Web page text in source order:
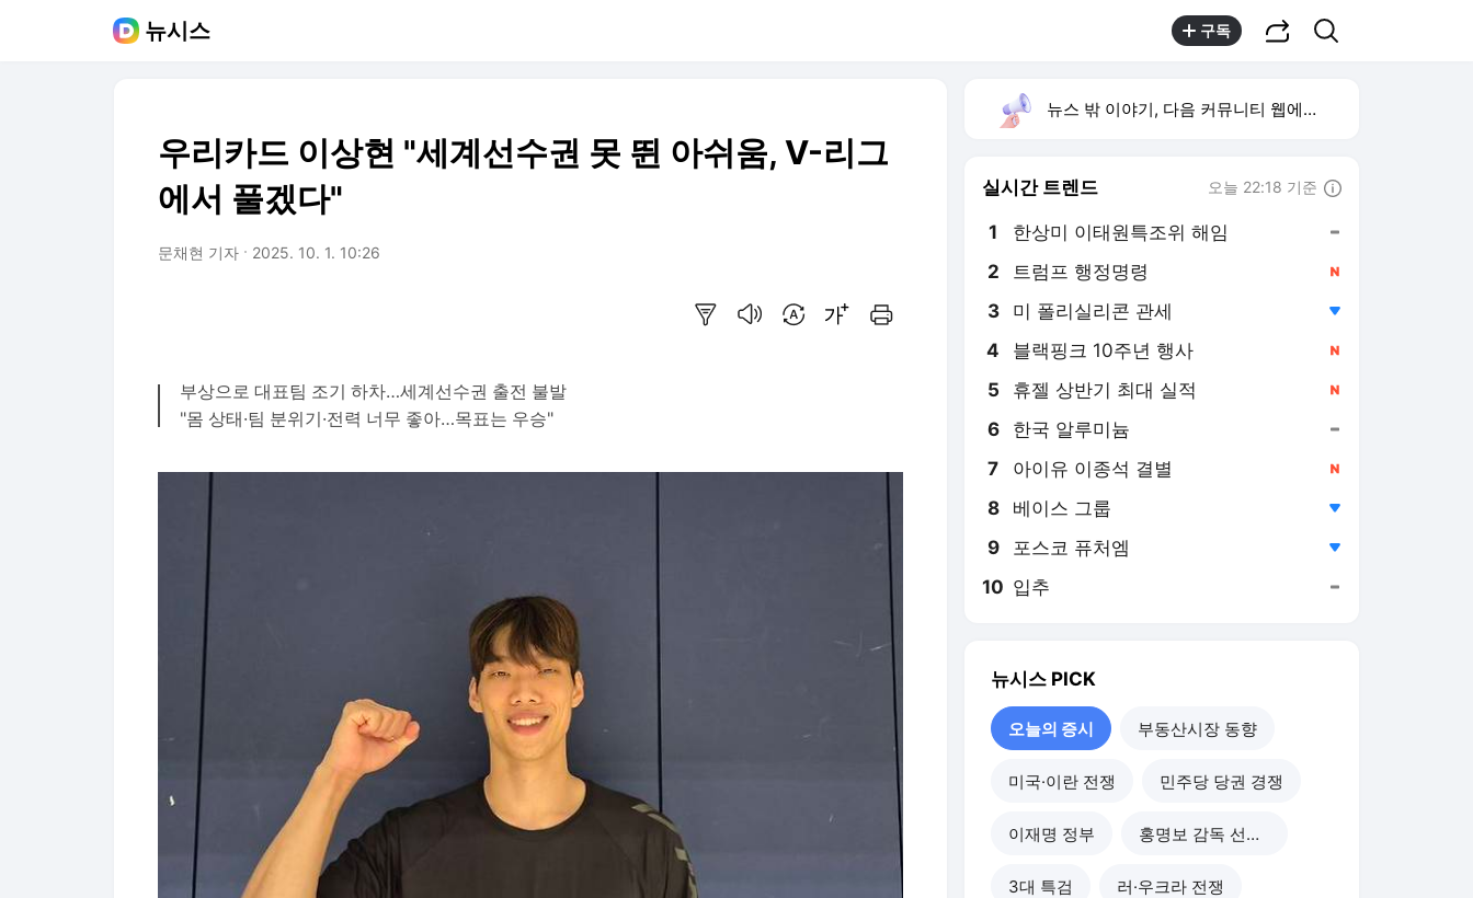
뉴시스 구독
우리카드 이상현 "세계선수권 못 뛴 아쉬움, V-리그
에서 풀겠다"
문채현 기자 2025. 10. 1. 10:26
부상으로 대표팀 조기 하차…세계선수권 출전 불발
"몸 상태·팀 분위기·전력 너무 좋아…목표는 우승"
뉴스 밖 이야기, 다음 커뮤니티 웹에서 보기
실시간 트렌드 오늘 22:18 기준
1 한상미 이태원특조위 해임
2 트럼프 행정명령
미 폴리실리콘 관세
4 블랙핑크 10주년 행사
5 휴젤 상반기 최대 실적
6 한국 알루미늄
7 아이유 이종석 결별
8 베이스 그룹
9 포스코 퓨처엠
10 입추
뉴시스 PICK
오늘의 증시 부동산시장 동향
미국·이란 전쟁 민주당 당권 경쟁
이재명 정부 홍명보 감독 선임 논란
3대 특검 러·우크라 전쟁